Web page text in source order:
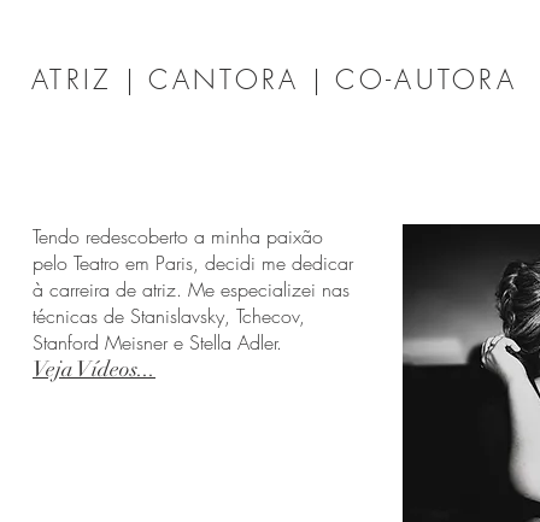
ATRIZ | CANTORA | CO-AUTORA
Tendo redescoberto a minha paixão
pelo Teatro em Paris, decidi me dedicar
à carreira de atriz. Me especializei nas
técnicas de Stanislavsky, Tchecov,
Stanford Meisner e Stella Adler.
Veja Vídeos...